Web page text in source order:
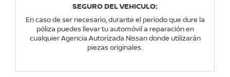
SEGURO DEL VEHICULO:
En caso de ser necesario, durante el periodo que dure la
póliza puedes llevar tu automóvil a reparación en
cualquier Agencia Autorizada Nissan donde utilizarán
piezas originales.